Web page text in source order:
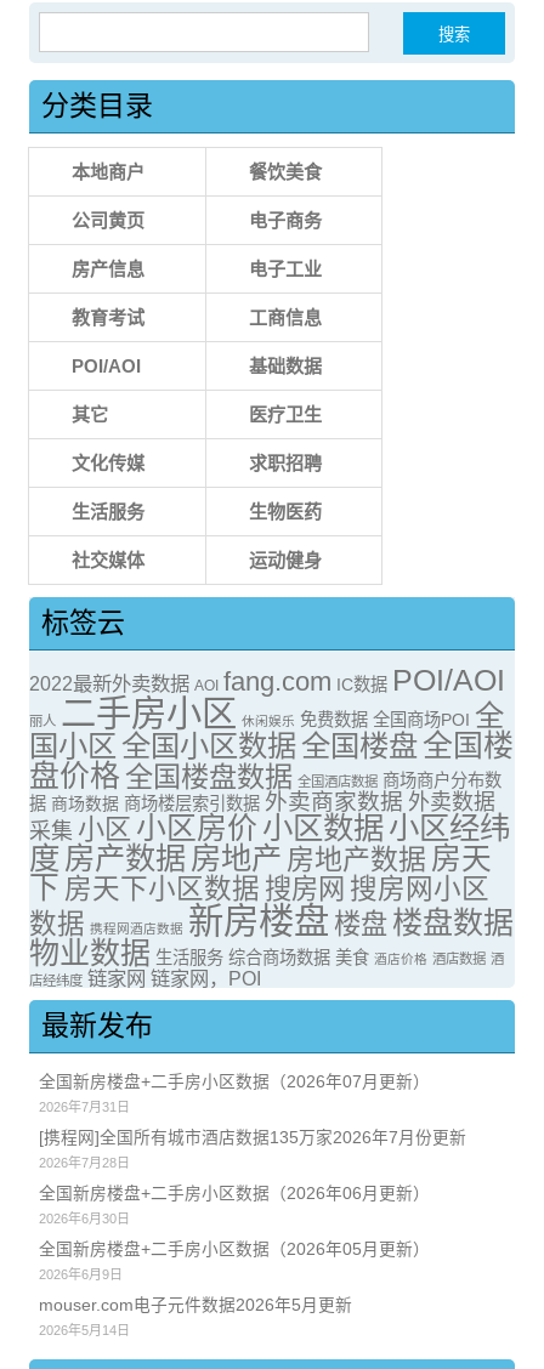
分类目录
本地商户 餐饮美食
公司黄页 电子商务
房产信息 电子工业
教育考试 工商信息
POI/AOI 基础数据
其它 医疗卫生
文化传媒 求职招聘
生活服务 生物医药
社交媒体 运动健身
标签云
2022最新外卖数据 AOI fang.com IC数据 POI/AOI
丽人 二手房小区 休闲娱乐 免费数据 全国商场POI 全
国小区 全国小区数据全国楼盘全国楼
盘价格 全国楼盘数据 全国酒店数据 商场商户分布数
据 商场数据 商场楼层索引数据 外卖商家数据 外卖数据
采集 小区 小区房价 小区数据小区经纬
度 房产数据 房地产 房地产数据 房天
下 房天下小区数据 搜房网 搜房网小区
数据 携程网酒店数据 新房楼盘 楼盘 楼盘数据
物业数据 生活服务 综合商场数据 美食 酒店价格 酒店数据 酒
店经纬度 链家网 链家网，POI
最新发布
全国新房楼盘+二手房小区数据（2026年07月更新）
2026年7月31日
[携程网]全国所有城市酒店数据135万家2026年7月份更新
2026年7月28日
全国新房楼盘+二手房小区数据（2026年06月更新）
2026年6月30日
全国新房楼盘+二手房小区数据（2026年05月更新）
2026年6月9日
mouser.com电子元件数据2026年5月更新
2026年5月14日